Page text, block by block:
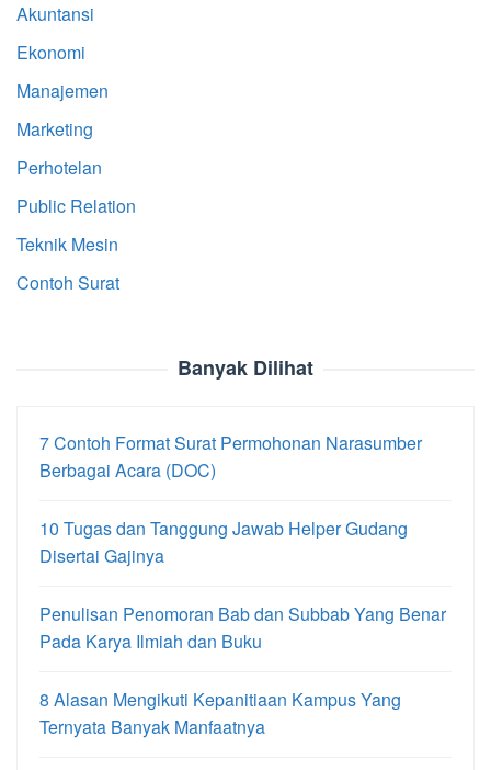
Akuntansi
Ekonomi
Manajemen
Marketing
Perhotelan
Public Relation
Teknik Mesin
Contoh Surat
Banyak Dilihat
7 Contoh Format Surat Permohonan Narasumber
Berbagai Acara (DOC)
10 Tugas dan Tanggung Jawab Helper Gudang
Disertai Gajinya
Penulisan Penomoran Bab dan Subbab Yang Benar
Pada Karya Ilmiah dan Buku
8 Alasan Mengikuti Kepanitiaan Kampus Yang
Ternyata Banyak Manfaatnya